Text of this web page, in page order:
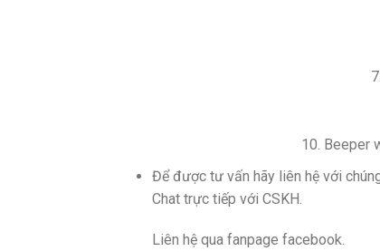
10. Beeper
Để được tư vấn hãy liên hệ với
Chat trực tiếp với CSKH.
Liên hệ qua fanpage facebook.